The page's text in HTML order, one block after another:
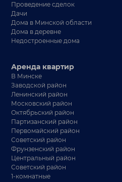
Проведение сделок
Дачи
Дома в Минской области
Дома в деревне
Недостроенные дома
Аренда квартир
В Минске
Заводской район
Ленинский район
Московский район
Октябрьский район
Партизанский район
Первомайский район
Советский район
Фрунзенский район
Центральный район
Советский район
1-комнатные